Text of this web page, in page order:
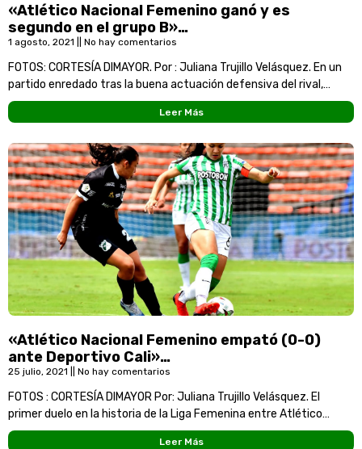
«Atlético Nacional Femenino ganó y es
segundo en el grupo B»…
1 agosto, 2021 No hay comentarios
FOTOS: CORTESÍA DIMAYOR. Por : Juliana Trujillo Velásquez. En un
partido enredado tras la buena actuación defensiva del rival,
Atlético Nacional logró vencer al Bucaramanga
Leer Más
«Atlético Nacional Femenino empató (0-0)
ante Deportivo Cali»…
25 julio, 2021 No hay comentarios
FOTOS : CORTESÍA DIMAYOR Por: Juliana Trujillo Velásquez. El
primer duelo en la historia de la Liga Femenina entre Atlético
Nacional y Deportivo Cali terminó
Leer Más